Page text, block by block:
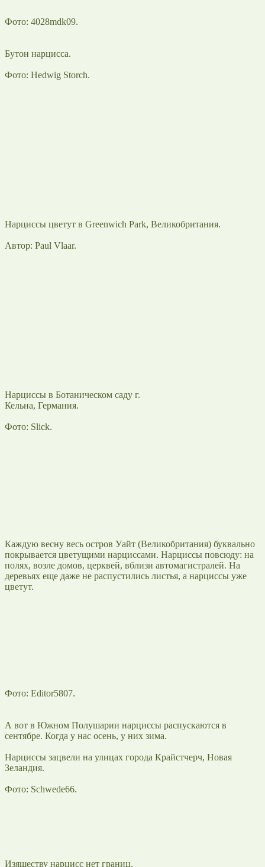
Фото: 4028mdk09.
Бутон нарцисса.
Фото: Hedwig Storch.
Нарциссы цветут в Greenwich Park, Великобритания.
Автор: Paul Vlaar.
Нарциссы в Ботаническом саду г.
Кельна, Германия.
Фото: Slick.
Каждую весну весь остров Уайт (Великобритания) буквально
покрывается цветущими нарциссами. Нарциссы повсюду: на
полях, возле домов, церквей, вблизи автомагистралей. На
деревьях еще даже не распустились листья, а нарциссы уже
цветут.
Фото: Editor5807.
А вот в Южном Полушарии нарциссы распускаются в
сентябре. Когда у нас осень, у них зима.
Нарциссы зацвели на улицах города Крайстчерч, Новая
Зеландия.
Фото: Schwede66.
Изяществу нарцисс нет границ.